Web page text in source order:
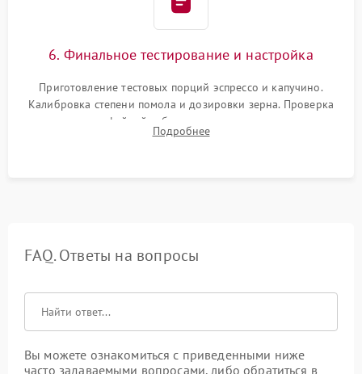
6. Финальное тестирование и настройка
Приготовление тестовых порций эспрессо и капучино.
Калибровка степени помола и дозировки зерна. Проверка
плотности кофейной таблетки, температуры напитка и
качества молочной пены. Контроль отсутствия посторонних
Подробнее
FAQ. Ответы на вопросы
Вы можете ознакомиться с приведенными ниже
часто задаваемыми вопросами, либо обратиться в